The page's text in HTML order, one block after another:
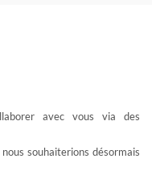
avec vous via des
souhaiterions désormais